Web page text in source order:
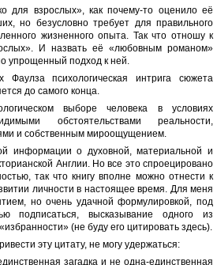
для взрослых», как почему-то оценило её
но безусловно требует для правильного
жизненного опыта. Так что отношу к
И назвать её «любовным романом»
упрощенный подход к ней.
Фаулза психологическая интрига сюжета
до самого конца.
выборе человека в условиях
обстоятельствами реальности,
и собственным мироощущением.
информации о духовной, материальной и
Англии. Но все это спроецировано
так что книгу вполне можно отнести к
личности в настоящее время. Для меня
но очень удачной формулировкой, под
подписаться, высказывание одного из
(не буду его цитировать здесь).
эту цитату, не могу удержаться:
загадка и не одна-единственная